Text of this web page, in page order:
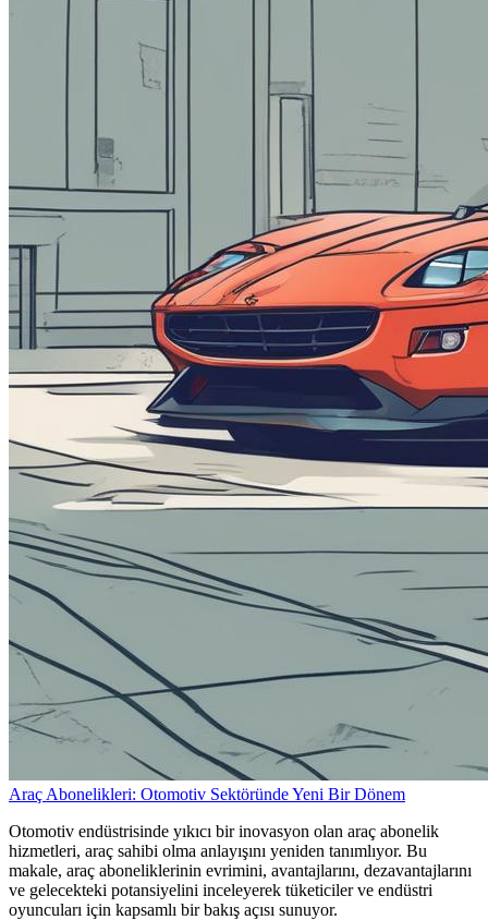
Araç Abonelikleri: Otomotiv Sektöründe Yeni Bir Dönem
Otomotiv endüstrisinde yıkıcı bir inovasyon olan araç abonelik
hizmetleri, araç sahibi olma anlayışını yeniden tanımlıyor. Bu
makale, araç aboneliklerinin evrimini, avantajlarını, dezavantajlarını
ve gelecekteki potansiyelini inceleyerek tüketiciler ve endüstri
oyuncuları için kapsamlı bir bakış açısı sunuyor.